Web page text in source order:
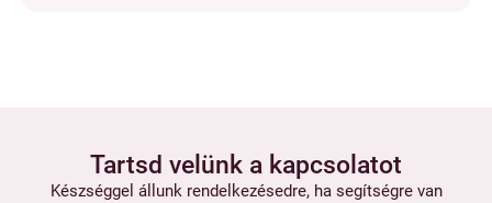
Tartsd velünk a kapcsolatot
Készséggel állunk rendelkezésedre, ha segítségre van